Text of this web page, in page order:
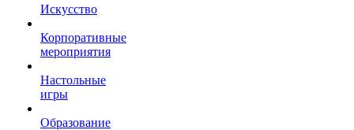
Искусство
Корпоративные
мероприятия
Настольные
игры
Образование